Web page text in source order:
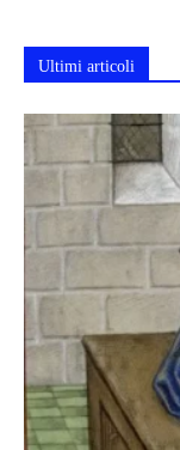
Ultimi articoli